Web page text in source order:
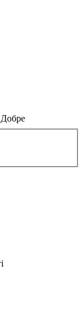
Добре